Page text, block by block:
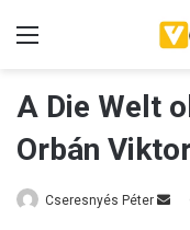
A Die Welt
Orbán
Cseresnyés Péter